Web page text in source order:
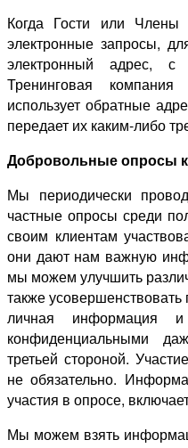
Когда Гости или
электронные запросы,
электронный адрес, с
Тренинговая
использует обратные
передает их каким-либо
Добровольные опросы
Мы периодически
частные опросы среди
своим клиентам
они дают нам важную
мы можем улучшить
также
личная информация и
конфиденциальными
третьей стороной.
не обязательно.
участия в опросе,
Мы можем взять